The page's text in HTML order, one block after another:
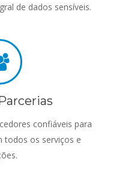
de dados sensíveis.
confiáveis para
todos os serviços e